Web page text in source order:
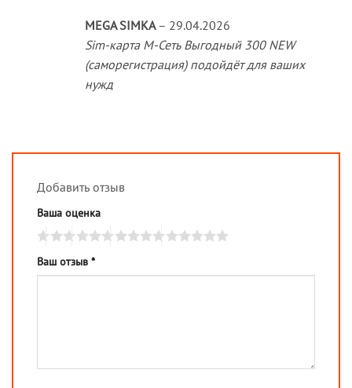
MEGA SIMKA – 29.04.2026
Sim-карта М-Сеть Выгодный 300 NEW
(саморегистрация) подойдёт для ваших
нужд
Добавить отзыв
Ваша оценка
Ваш отзыв *